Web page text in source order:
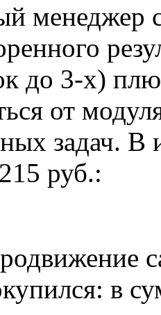
менеджер
до 3-х)
от
задач.
руб.:
в